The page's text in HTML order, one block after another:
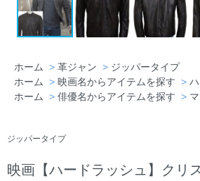
ホーム > 革ジャン > ジッパータイプ
ホーム
> 映画名からアイテムを探す >
ホーム
> 俳優名からアイテムを探す >
ジッパータイプ
映画【ハードラッシュ】クリ